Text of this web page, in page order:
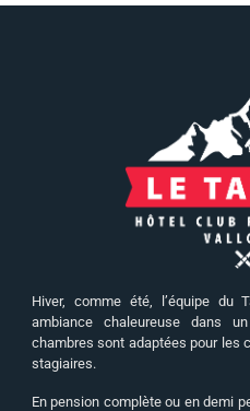
Hiver, comme été, l’équipe du
ambiance chaleureuse dans
chambres sont adaptées pour les
stagiaires.
En pension complète ou en demi